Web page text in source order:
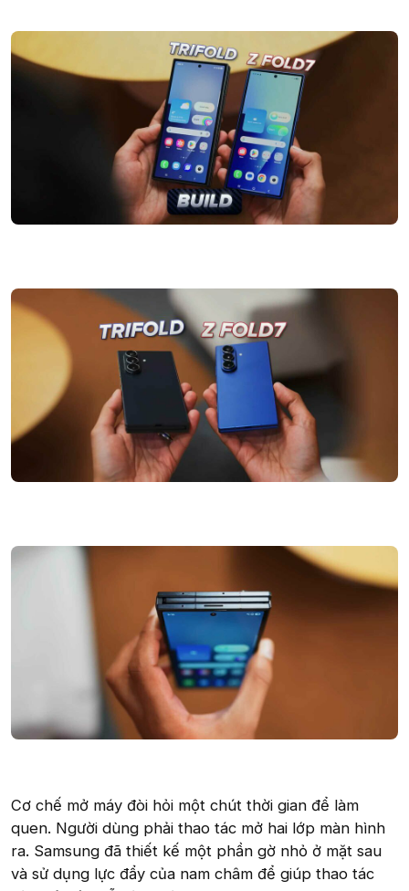
Cơ chế mở máy đòi hỏi một chút thời gian để làm
quen. Người dùng phải thao tác mở hai lớp màn hình
ra. Samsung đã thiết kế một phần gờ nhỏ ở mặt sau
và sử dụng lực đẩy của nam châm để giúp thao tác